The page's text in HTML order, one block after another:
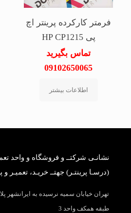
فرمتر کارکرده پرینتر اچ
پی HP CP1215
تماس بگیرید
09102650065
اطلاعات بیشتر
نشانـی شرکتــ و فروشگاه و واحد
(درسـا پرینتـر) جهتــ خریـد، تعمیـر و
طبقه همکف واحد 3